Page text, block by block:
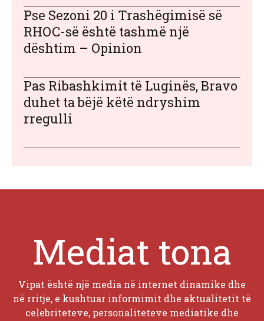
Pse Sezoni 20 i Trashëgimisë së
RHOC-së është tashmë një
dështim – Opinion
Pas Ribashkimit të Luginës, Bravo
duhet ta bëjë këtë ndryshim
rregulli
Mediat tona
Vipat është një media në internet dinamike dhe
në rritje, e kushtuar informimit dhe aktualitetit të
celebriteteve, personaliteteve mediatike dhe